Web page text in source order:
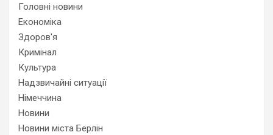
Головні новини
Економіка
Здоров'я
Кримінал
Культура
Надзвичайні ситуації
Німеччина
Новини
Новини міста Берлін